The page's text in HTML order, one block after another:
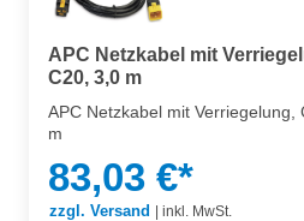
APC Netzkabel mit
C20, 3,0 m
APC Netzkabel mit Verriegelung,
m
83,03 €*
zzgl. Versand | inkl. MwSt.